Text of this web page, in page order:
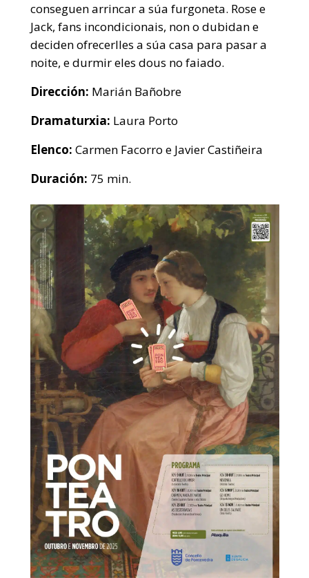
conseguen arrincar a súa furgoneta. Rose e
Jack, fans incondicionais, non o dubidan e
deciden ofrecerlles a súa casa para pasar a
noite, e durmir eles dous no faiado.
Dirección: Marián Bañobre
Dramaturxia: Laura Porto
Elenco: Carmen Facorro e Javier Castiñeira
Duración: 75 min.